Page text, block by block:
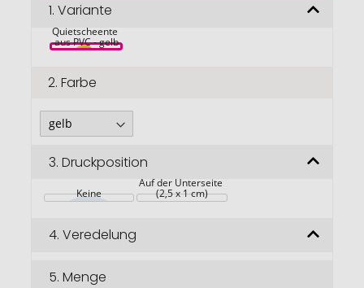
Bildgalerie
springen
1. Variante
Quietscheente
aus PVC - gelb
2. Farbe
3. Druckposition
Keine
Auf der Unterseite
(2,5 x 1 cm)
4. Veredelung
5. Menge